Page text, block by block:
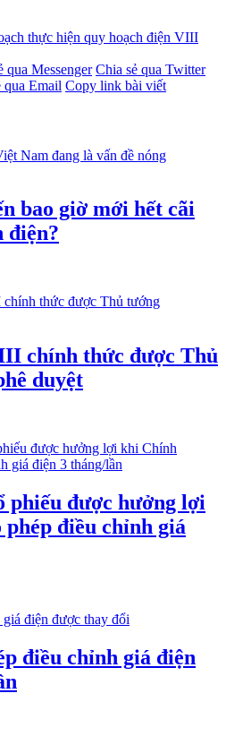
thực hiện quy hoạch điện VIII
qua Messenger Chia sẻ qua Twitter
qua Email Copy link bài viết
bao giờ mới hết cãi
điện?
chính thức được Thủ
duyệt
phiếu được hưởng lợi
điều chỉnh giá
điều chỉnh giá điện